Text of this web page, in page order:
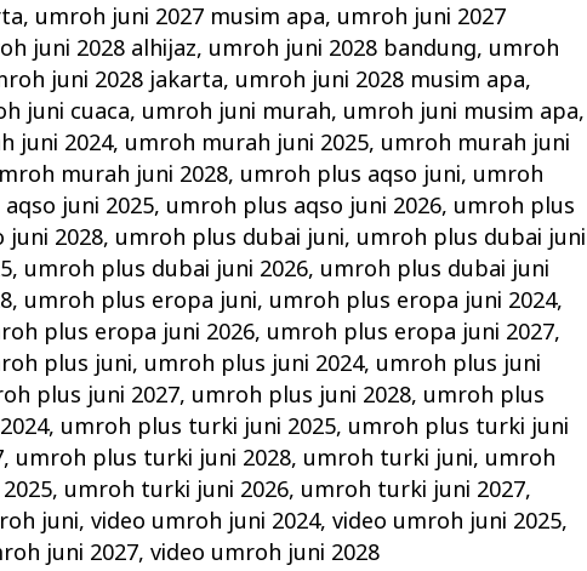
, umroh juni 2027 musim apa, umroh juni 2027
juni 2028 alhijaz, umroh juni 2028 bandung, umroh
juni 2028 jakarta, umroh juni 2028 musim apa,
juni cuaca, umroh juni murah, umroh juni musim apa,
juni 2024, umroh murah juni 2025, umroh murah juni
murah juni 2028, umroh plus aqso juni, umroh
juni 2025, umroh plus aqso juni 2026, umroh plus
juni 2028, umroh plus dubai juni, umroh plus dubai juni
, umroh plus dubai juni 2026, umroh plus dubai juni
, umroh plus eropa juni, umroh plus eropa juni 2024,
plus eropa juni 2026, umroh plus eropa juni 2027,
plus juni, umroh plus juni 2024, umroh plus juni
plus juni 2027, umroh plus juni 2028, umroh plus
, umroh plus turki juni 2025, umroh plus turki juni
, umroh plus turki juni 2028, umroh turki juni, umroh
, umroh turki juni 2026, umroh turki juni 2027,
juni,video umroh juni 2024,video umroh juni 2025,
juni 2027,video umroh juni 2028